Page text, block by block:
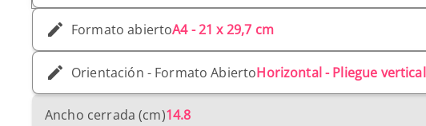
Formato abiertoA4 - 21 x 29,7 cm
Orientación - Formato AbiertoHorizontal - Pliegue vertical
Ancho cerrada (cm)14.8